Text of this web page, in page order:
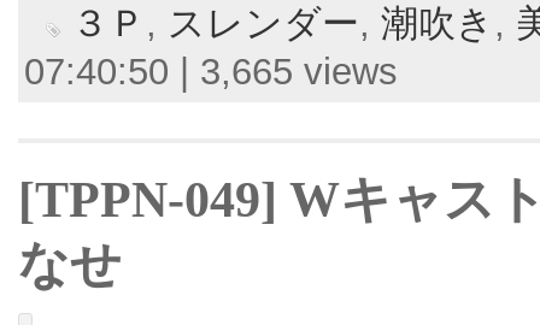
３Ｐ , スレンダー, 潮吹き ,
07:40:50 | 3,665 views
[TPPN-049] Wキャス
なせ